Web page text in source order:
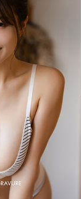
nuo natūralios,
iki netikėtai
pradeda plakti
užfiksuoja kitą jos
jus giliau į jos
„Manau, kad tai buvo
kada nors dalyvavau.“
tokio, kokia ji yra
norisi ją pamatyti
šiandieninė
žavesiu.